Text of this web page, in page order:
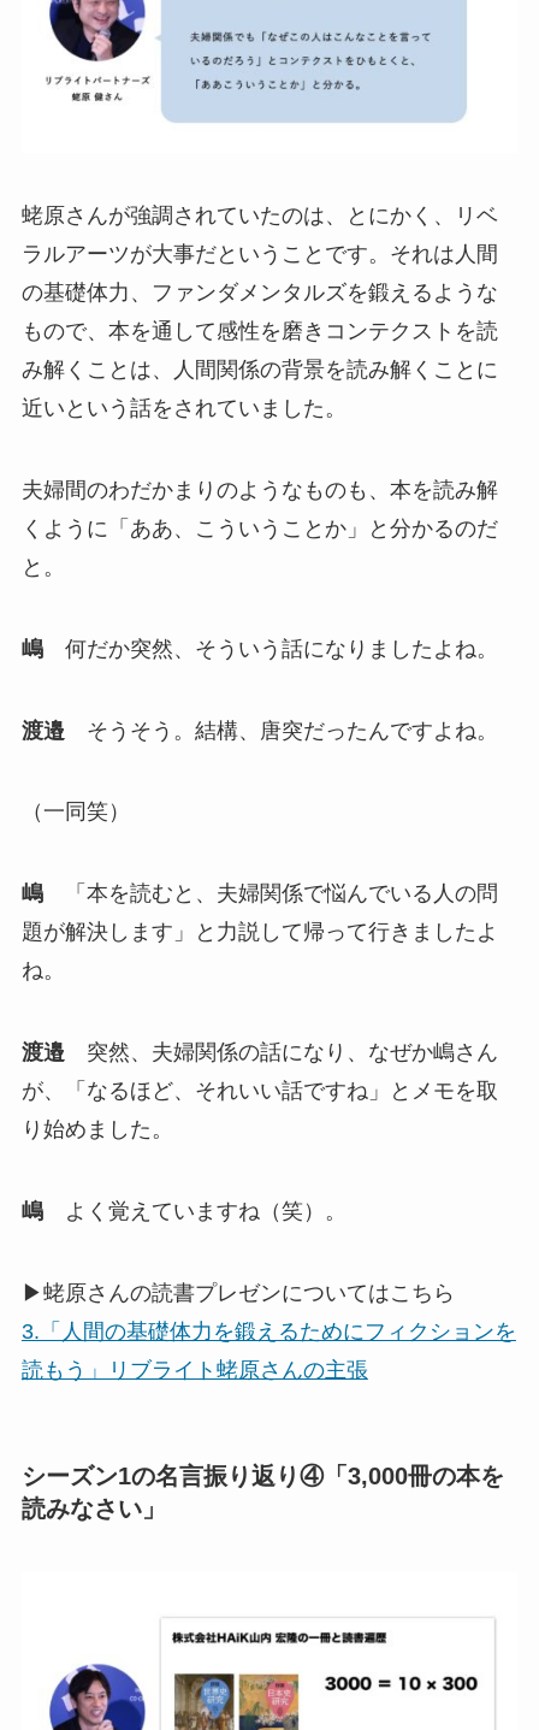
蛯原さんが強調されていたのは、とにかく、リベ
ラルアーツが大事だということです。それは人間
の基礎体力、ファンダメンタルズを鍛えるような
もので、本を通して感性を磨きコンテクストを読
み解くことは、人間関係の背景を読み解くことに
近いという話をされていました。
夫婦間のわだかまりのようなものも、本を読み解
くように「ああ、こういうことか」と分かるのだ
と。
嶋何だか突然、そういう話になりましたよね。
渡邉 そうそう。結構、唐突だったんですよね。
（一同笑）
嶋「本を読むと、夫婦関係で悩んでいる人の問
題が解決します」と力説して帰って行きましたよ
ね。
渡邉 突然、夫婦関係の話になり、なぜか嶋さん
が、「なるほど、それいい話ですね」とメモを取
り始めました。
嶋よく覚えていますね（笑）。
▶蛯原さんの読書プレゼンについてはこちら
3.「人間の基礎体力を鍛えるためにフィクションを
読もう」リブライト蛯原さんの主張
シーズン1の名言振り返り④「3,000冊の本を
読みなさい」